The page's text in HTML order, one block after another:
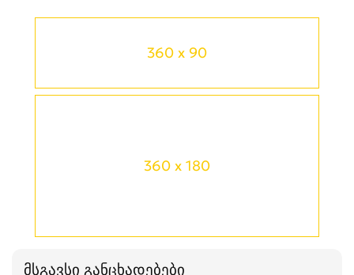
360 x 90
360 x 180
მსგავსი განცხადებები